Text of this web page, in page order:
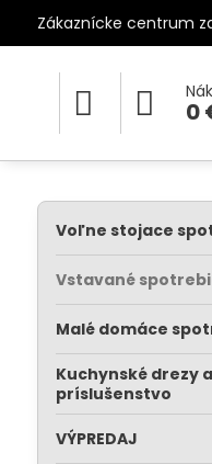
Zákaznícke centrum
0
Voľne stojace
Vstavané
Malé domáce
Kuchynské drezy a
príslušenstvo
VÝPREDAJ